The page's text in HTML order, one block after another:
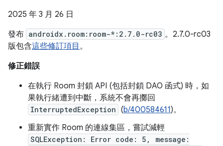
2025 年 3 月 26 日
發布 androidx.room:room-*:2.7.0-rc03 。2.7.0-rc03
版包含這些修訂項目 。
修正錯誤
在執行 Room 封鎖 API (包括封鎖 DAO 函式) 時，如
果執行緒遭到中斷，系統不會再擲回
InterruptedException (b/400584611)。
重新實作 Room 的連線集區，嘗試減輕
SQLException: Error code: 5, message: